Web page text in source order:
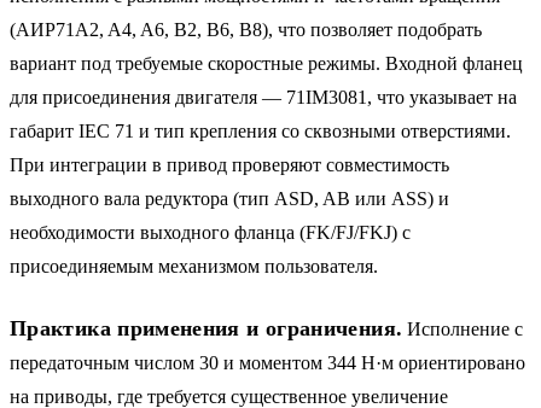
(АИР71A2, A4, A6, B2, B6, B8), что позволяет подобрать
вариант под требуемые скоростные режимы. Входной фланец
для присоединения двигателя — 71IM3081, что указывает на
габарит IEC 71 и тип крепления со сквозными отверстиями.
При интеграции в привод проверяют совместимость
выходного вала редуктора (тип ASD, AB или ASS) и
необходимости выходного фланца (FK/FJ/FKJ) с
присоединяемым механизмом пользователя.
Практика применения и ограничения. Исполнение с
передаточным числом 30 и моментом 344 Н·м ориентировано
на приводы, где требуется существенное увеличение